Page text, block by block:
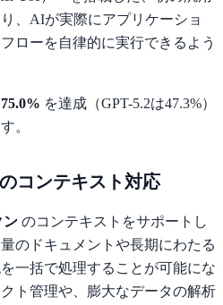
、AIが実際にアプリケーショ
ローを自律的に実行できるよう
75.0% を達成（GPT-5.2は47.3%）
。
コンテキスト対応
ン のコンテキストをサポートし
のドキュメントや長期にわたる
一括で処理することが可能にな
ト管理や、膨大なデータの解析